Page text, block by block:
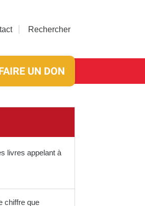
Rechercher
UN DON
livres appelant à
chiffre que